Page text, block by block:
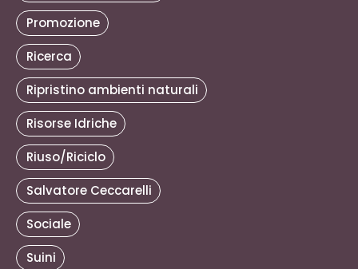
Promozione
Ricerca
Ripristino ambienti naturali
Risorse Idriche
Riuso/Riciclo
Salvatore Ceccarelli
Sociale
Suini